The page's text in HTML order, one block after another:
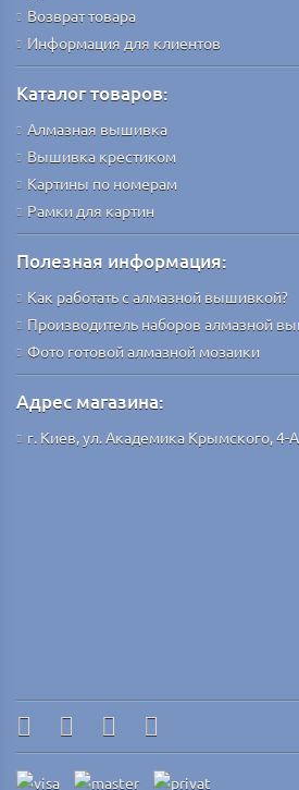
Возврат товара
Информация для клиентов
Каталог товаров:
Алмазная вышивка
Вышивка крестиком
Картины по номерам
Рамки для картин
Полезная информация:
Как работать с алмазной вышивкой?
Производитель наборов алмазной
Фото готовой алмазной мозаики
Адрес магазина:
г. Киев, ул. Академика Крымского, 4-